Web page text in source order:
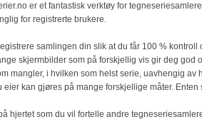
er et fantastisk verktøy for
for registrerte brukere.
samlingen din slik at du får 100 %
skjermbilder som på forskjellig vis gir deg god
mangler, i hvilken som helst serie, uavhengig
eier kan gjøres på mange forskjellige måter.
hjertet som du vil fortelle andre